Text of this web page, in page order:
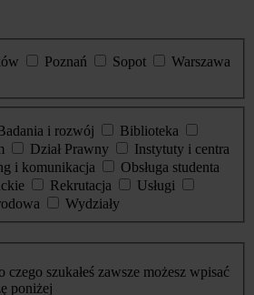
Poznań Sopot
Warszawa
i rozwój
Biblioteka
Dział Prawny
Instytuty i centra
i komunikacja
Obsługa studenta
Rekrutacja
Usługi
Wydziały
czego szukałeś zawsze możesz wpisać
poniżej